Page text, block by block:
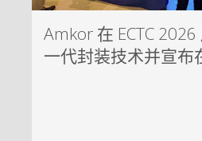
Amkor 在 ECTC
一代封装技术并宣布